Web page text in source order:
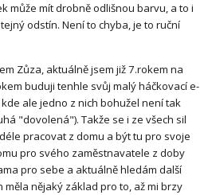
může mít drobně odlišnou barvu, a to i
odstín. Není to chyba, je to ruční
Zůza, aktuálně jsem již 7.rokem na
buduji tenhle svůj malý háčkovací e-
ale jedno z nich bohužel není tak
"dovolená"). Takže se i ze všech sil
pracovat z domu a být tu pro svoje
pro svého zaměstnavatele z doby
pro sebe a aktuálně hledám další
nějaký základ pro to, až mi brzy